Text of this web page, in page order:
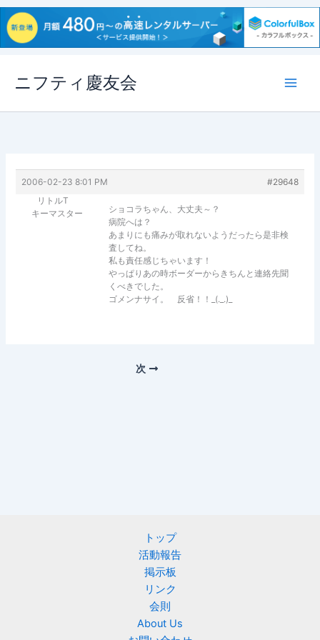
ス
ニフティ慶友会
2006-02-23 8:01 PM
#29648
リトルT
キーマスター
ショコラちゃん、大丈夫～？
病院へは？
あまりにも痛みが取れないようだったら是非検
査してね。
私も責任感じちゃいます！
やっぱりあの時ボーダーからきちんと連絡先聞
くべきでした。
ゴメンナサイ。 反省！！_(._.)_
次
トップ
活動報告
掲示板
リンク
会則
About Us